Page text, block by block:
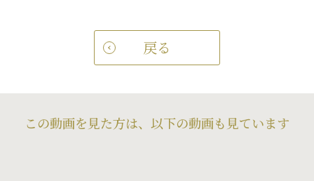
戻る
この動画を見た方は、以下の動画も見ています